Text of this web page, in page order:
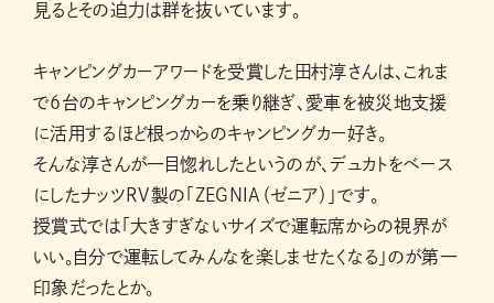
見るとその迫力は群を抜いています。
キャンピングカーアワードを受賞した田村淳さんは、これま
で6台のキャンピングカーを乗り継ぎ、愛車を被災地支援
に活用するほど根っからのキャンピングカー好き。
そんな淳さんが一目惚れしたというのが、デュカトをベース
にしたナッツRV製の「ZEGNIA（ゼニア）」です。
授賞式では「大きすぎないサイズで運転席からの視界が
いい。自分で運転してみんなを楽しませたくなる」のが第一
印象だったとか。